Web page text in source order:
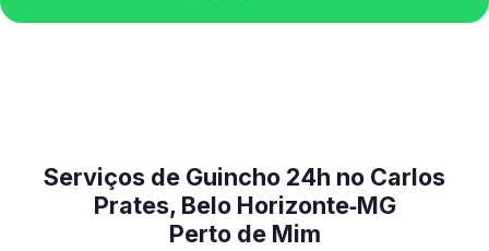
Serviços de Guincho 24h no Carlos
Prates, Belo Horizonte‑MG
Perto de Mim